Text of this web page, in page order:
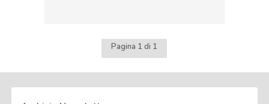
Pagina 1 di 1